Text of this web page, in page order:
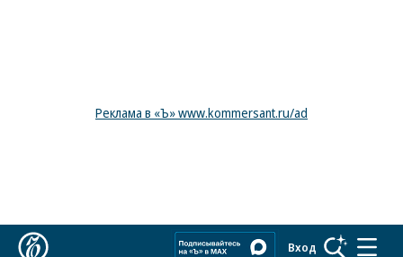
Реклама в «Ъ» www.kommersant.ru/ad
Вход